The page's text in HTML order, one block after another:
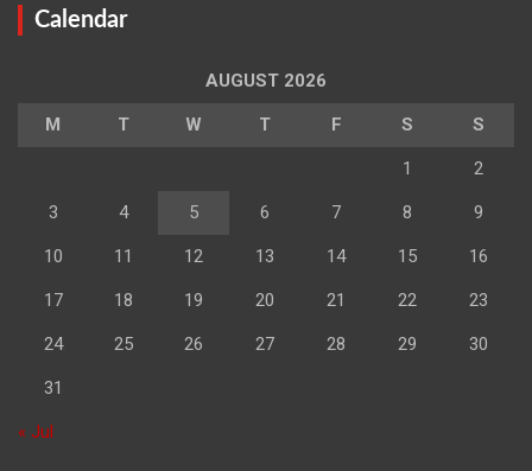
Calendar
AUGUST 2026
M T W T F S S
1 2
3 4 5 6 7 8 9
10 11 12 13 14 15 16
17 18 19 20 21 22 23
24 25 26 27 28 29 30
31
« Jul